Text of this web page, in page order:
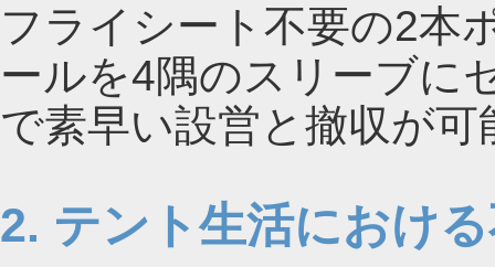
フライシート不要の2本
ールを4隅のスリーブに
で素早い設営と撤収が可
2. テント生活におけ